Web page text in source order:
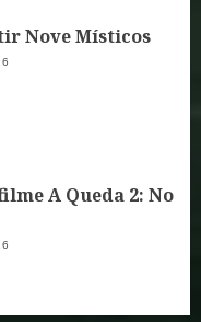
Nove Místicos
A Queda 2: No